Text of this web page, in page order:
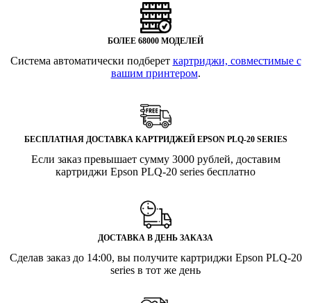
БОЛЕЕ 68000 МОДЕЛЕЙ
Система автоматически подберет картриджи, совместимые с
вашим принтером.
БЕСПЛАТНАЯ ДОСТАВКА КАРТРИДЖЕЙ EPSON PLQ-20 SERIES
Если заказ превышает сумму 3000 рублей, доставим
картриджи Epson PLQ-20 series бесплатно
ДОСТАВКА В ДЕНЬ ЗАКАЗА
Сделав заказ до 14:00, вы получите картриджи Epson PLQ-20
series в тот же день